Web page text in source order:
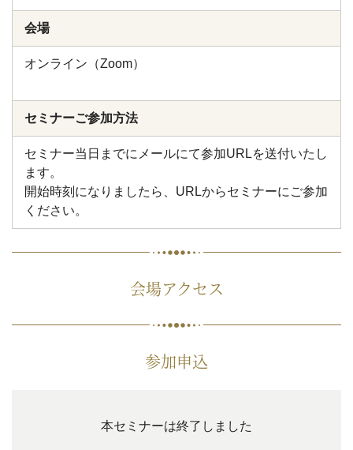
会場
オンライン（Zoom）
セミナーご参加方法
セミナー当日までにメールにて参加URLを送付いたし
ます。
開始時刻になりましたら、URLからセミナーにご参加
ください。
会場アクセス
参加申込
本セミナーは終了しました